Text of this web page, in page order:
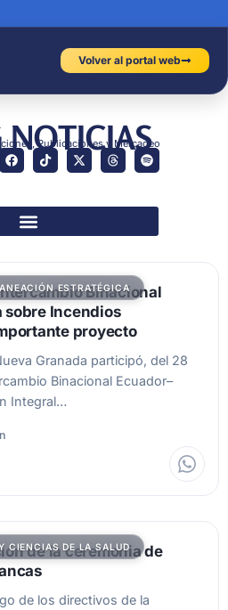
Volver al portal web
Publicaciones y Mercadeo
ESTRATÉGICA
Binacional
sobre Incendios
proyecto
Granada participó, del 28
Binacional Ecuador–
Integral…
CIENCIAS DE LA SALUD
de la ceremonia de
de los directivos de la